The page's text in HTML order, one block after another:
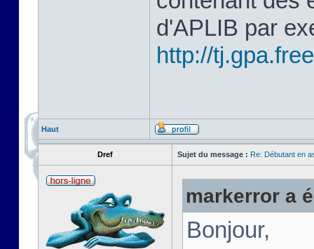
d'APLIB par
http://
Haut
Dref Sujet du message : Re: Débutant en
markerror a
Bonjour,